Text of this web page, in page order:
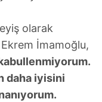
olarak
İmamoğlu,
daha iyisini